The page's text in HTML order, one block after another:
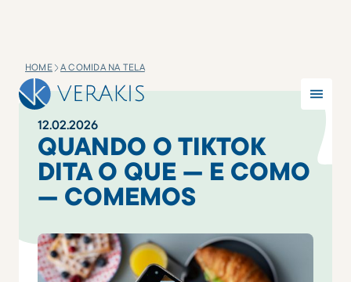
HOME A COMIDA NA TELA
12.02.2026
QUANDO O TIKTOK
DITA O QUE — E COMO
— COMEMOS